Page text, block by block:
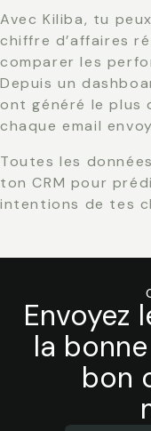
Avec Kiliba, tu
chiffre d’affaires
comparer les
Depuis un
ont généré le plus
chaque email
Toutes les
ton CRM pour
intentions de tes
Envoyez
la
bon